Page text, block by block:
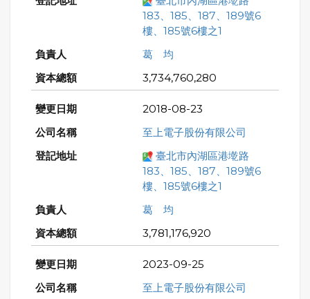
183、185、187、189號6
樓、185號6樓之1
葛 均
3,734,760,280
2018-08-23
至上電子股份有限公司
臺北市內湖區港墘路
183、185、187、189號6
樓、185號6樓之1
葛 均
3,781,176,920
2023-09-25
至上電子股份有限公司